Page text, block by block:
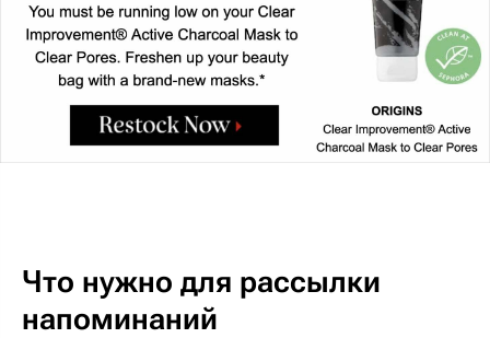
Что нужно для рассылки
напоминаний